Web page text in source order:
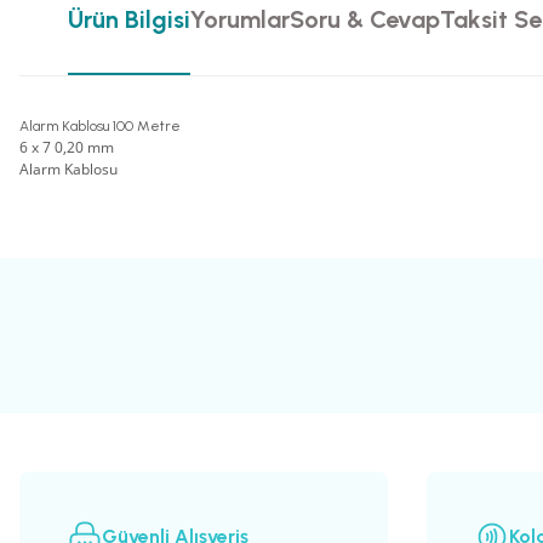
Ürün BilgisiYorumlarSoru & CevapTaksit
Alarm Kablosu 100 Metre
6 x 7 0,20 mm
Alarm Kablosu
Güvenli Alışveriş